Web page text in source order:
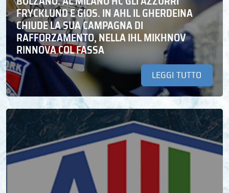
FRYCKLUND E GIOS. IN AHL IL GHERDEINA
CHIUDE LA SUA CAMPAGNA DI
RAFFORZAMENTO, NELLA IHL MIKHNOV
RINNOVA COL FASSA
LEGGI TUTTO